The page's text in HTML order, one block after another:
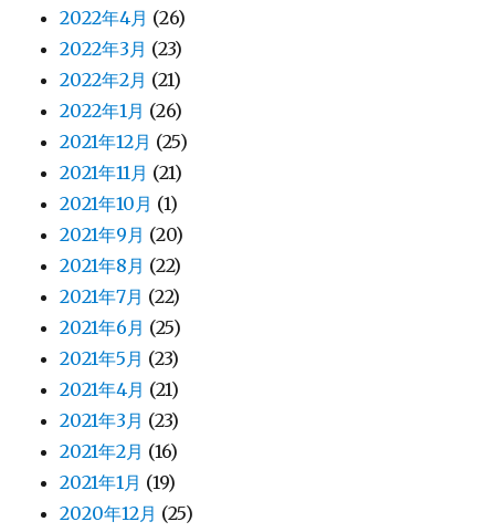
2022年4月 (26)
2022年3月 (23)
2022年2月 (21)
2022年1月 (26)
2021年12月 (25)
2021年11月 (21)
2021年10月 (1)
2021年9月 (20)
2021年8月 (22)
2021年7月 (22)
2021年6月 (25)
2021年5月 (23)
2021年4月 (21)
2021年3月 (23)
2021年2月 (16)
2021年1月 (19)
2020年12月 (25)